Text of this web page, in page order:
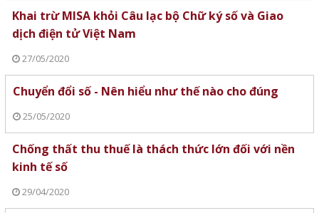
Khai trừ MISA khỏi Câu lạc bộ Chữ ký số và Giao
dịch điện tử Việt Nam
27/05/2020
Chuyển đổi số - Nên hiểu như thế nào cho đúng
25/05/2020
Chống thất thu thuế là thách thức lớn đối với nền
kinh tế số
29/04/2020